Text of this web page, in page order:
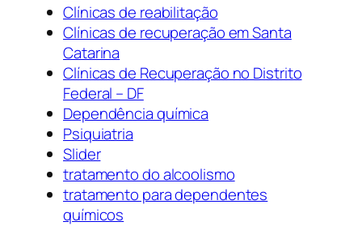
Clínicas de reabilitação
Clínicas de recuperação em Santa
Catarina
Clínicas de Recuperação no Distrito
Federal – DF
Dependência química
Psiquiatria
Slider
tratamento do alcoolismo
tratamento para dependentes
químicos